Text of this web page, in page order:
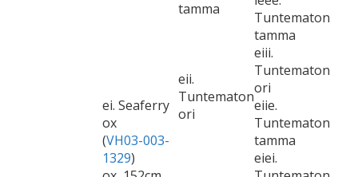
tamma
Tuntematon
tamma
ei. Seaferry
ox
(VH03-003-
1329)
eii.
Tuntematon
ori
eiii.
Tuntematon
ori
eiie.
Tuntematon
tamma
eiei.